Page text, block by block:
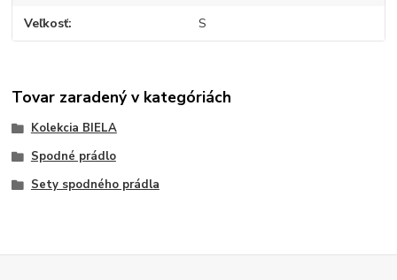
Veľkosť S
Tovar zaradený v kategóriách
Kolekcia BIELA
Spodné prádlo
Sety spodného prádla